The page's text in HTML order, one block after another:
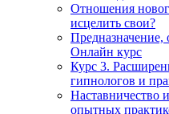
Отношения
исцелить свои?
Онлайн курс
Курс 3.
гипнологов и
Наставничество
опытных